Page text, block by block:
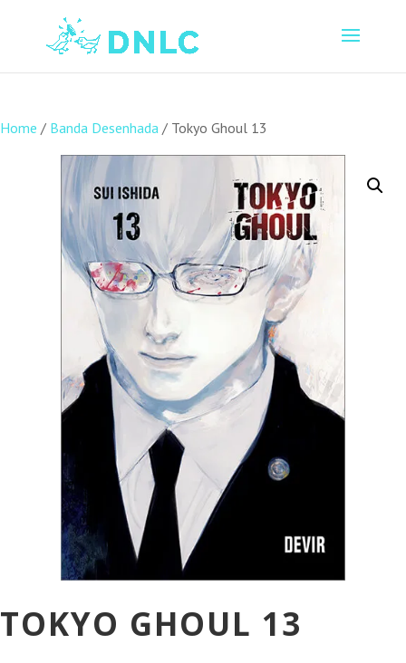
Home / Banda Desenhada / Tokyo Ghoul 13
TOKYO GHOUL 13